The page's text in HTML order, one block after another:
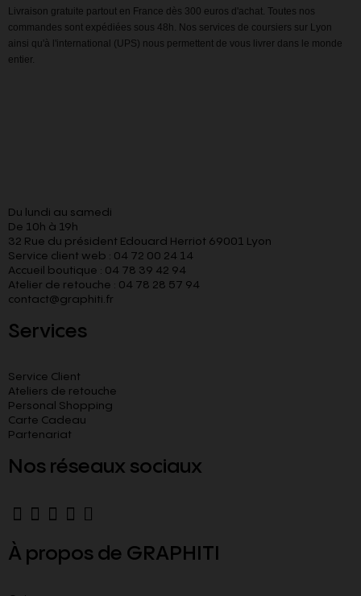
Livraison gratuite partout en France dès 300 euros d'achat. Toutes nos
commandes sont expédiées sous 48h. Nos services de coursiers sur Lyon
ainsi qu'à l'international (UPS) nous permettent de vous livrer dans le monde
entier.
Du lundi au samedi
De 10h à 19h
32 Rue du président Edouard Herriot 69001 Lyon
Service client web : 04 72 00 24 14
Accueil boutique : 04 78 39 42 94
Atelier de retouche : 04 78 28 57 94
contact@graphiti.fr
Services
Service Client
Ateliers de retouche
Personal Shopping
Carte Cadeau
Partenariat
Nos réseaux sociaux
À propos de GRAPHITI